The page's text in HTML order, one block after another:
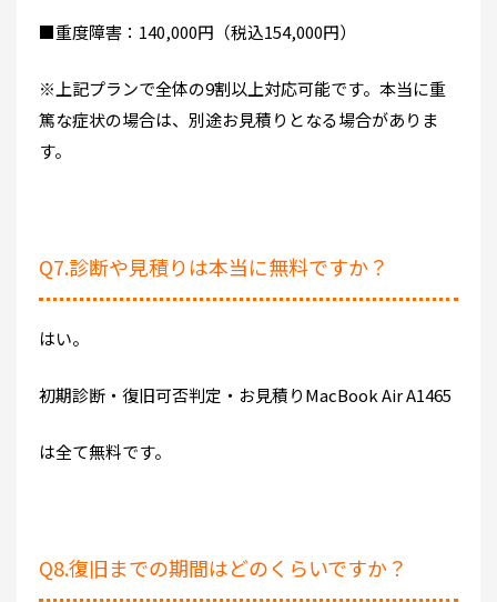
■重度障害：140,000円（税込154,000円）
※上記プランで全体の9割以上対応可能です。本当に重
篤な症状の場合は、別途お見積りとなる場合がありま
す。
Q7.診断や見積りは本当に無料ですか？
はい。
初期診断・復旧可否判定・お見積りMacBook Air A1465
は全て無料です。
Q8.復旧までの期間はどのくらいですか？